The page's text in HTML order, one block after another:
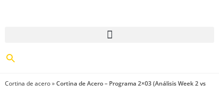
Cortina de acero»Cortina de Acero – Programa 2×03 (Análisis Week 2 vs